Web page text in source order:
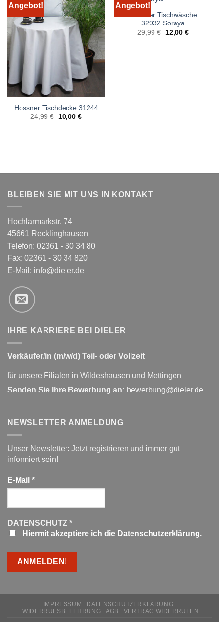
Angebot!
Hossner Tischdecke 31244
24,99€
Ursprünglicher
10,00 €Aktueller
Angebot!
Hossner Tischwäsche
32932 Soraya
29,99€
Ursprünglicher
12,00 €Aktueller
BLEIBEN SIE MIT UNS IN KONTAKT
Hochlarmarkstr. 74
45661 Recklinghausen
Telefon: 02361 - 30 34 80
Fax: 02361 - 30 34 820
E-Mail: info@dieler.de
IHRE KARRIERE BEI DIELER
Verkäufer/in (m/w/d) Teil- oder Vollzeit
für unsere Filialen in Wildeshausen und Mettingen
Senden Sie Ihre Bewerbung an: bewerbung@dieler.de
NEWSLETTER ANMELDUNG
Unser Newsletter: Jetzt registrieren und immer gut
informiert sein!
E-Mail *
DATENSCHUTZ *
Hiermit akzeptiere ich die Datenschutzerklärung.
IMPRESSUM
DATENSCHUTZERKLÄRUNG
WIDERRUFSBELEHRUNG
AGB VERTRAG WIDERRUFEN